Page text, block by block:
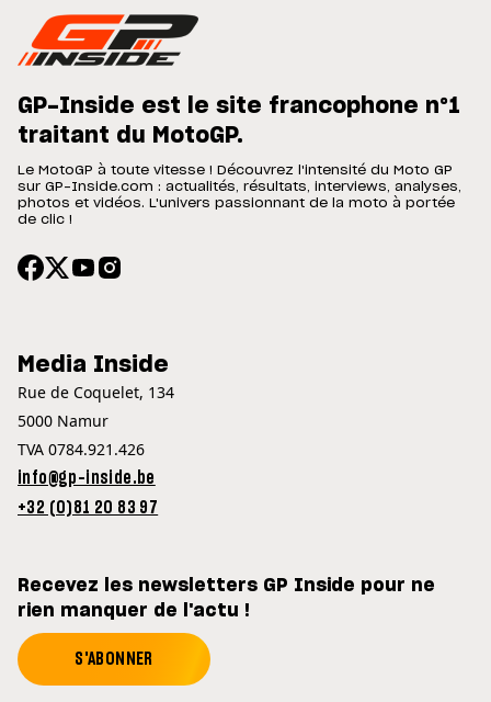
GP-Inside est le site francophone n°1
traitant du MotoGP.
Le MotoGP à toute vitesse ! Découvrez l'intensité du Moto GP
sur GP-Inside.com : actualités, résultats, interviews, analyses,
photos et vidéos. L'univers passionnant de la moto à portée
de clic !
Media Inside
Rue de Coquelet, 134
5000 Namur
TVA 0784.921.426
info@gp-inside.be
+32 (0)81 20 83 97
Recevez les newsletters GP Inside pour ne
rien manquer de l'actu !
S'ABONNER